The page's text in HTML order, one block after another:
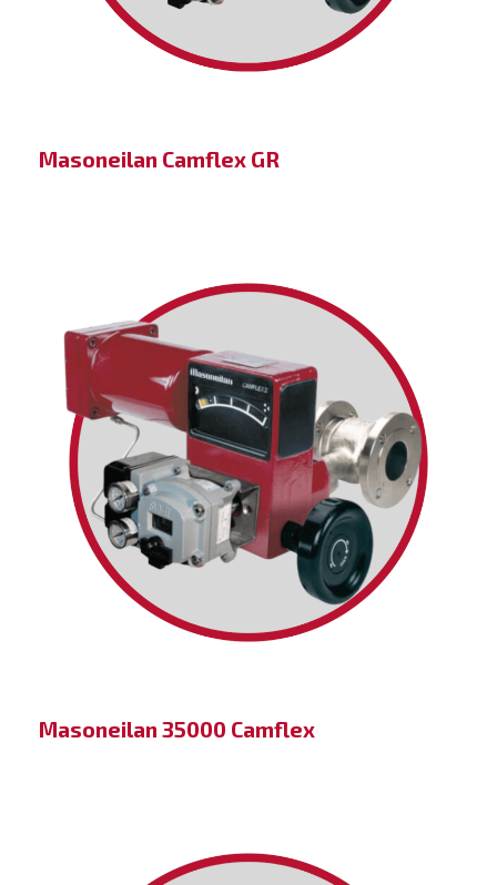
Masoneilan Camflex GR
Masoneilan 35000 Camflex